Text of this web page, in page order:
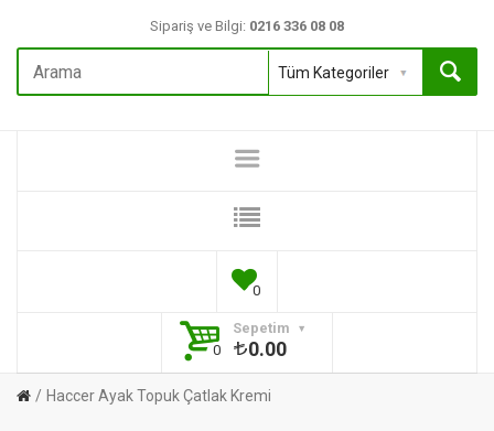
Sipariş ve Bilgi: 0216 336 08 08
0
Sepetim
0
0.00
Haccer Ayak Topuk Çatlak Kremi